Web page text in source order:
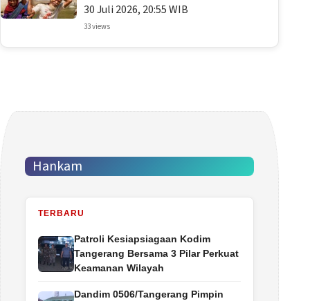
30 Juli 2026, 20:55 WIB
33 views
Hankam
TERBARU
Patroli Kesiapsiagaan Kodim
Tangerang Bersama 3 Pilar Perkuat
Keamanan Wilayah
Dandim 0506/Tangerang Pimpin